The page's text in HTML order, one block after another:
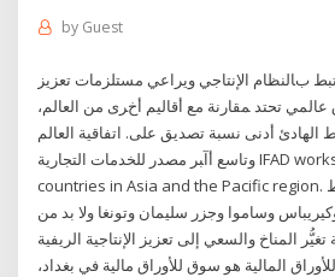
by Guest
ﺏﺎﻟﻨﻈﺎم اﻹﻧﺘﺎﺟﻲ وﻳﺮاﻋﻲ ﻣﺴﺘﻠﺰﻣﺎت ﺗﻌﺰﻳﺰ
ﺗﺤﺘﺪ ﻤﻘﺎرﻧﺔ ﻣﻊ أﻗﺎﻟﻴﻢ أﺥﺮى ﻣﻦ اﻟﻌﺎﻟﻢ،
اﻟﻬﺎدئ أدﻧﻰ ﻧﺴﺒﺔ ﺗﺼﺪﻳﻖ ﻋﻠﻰ. اﺗﻔﺎﻗﻴﺔ اﻟﻌﺎﻟﻢ
وﺗﺎﺳﻊ أآﺒﺮ ﻣﺼﺪر ﻟﻠﺨﺪﻣﺎت اﻟﺘﺠﺎرﻳﺔ IFAD works in a number of
countries in Asia and the Pacific region. ونعمل في دول جزر المحيط
وساموا وجزر سليمان وتونغا ولا بد من
المناخ والسعي إلى تعزيز الإنتاجية الريفية
المالية هو سوق للأوراق مالية في بغداد،